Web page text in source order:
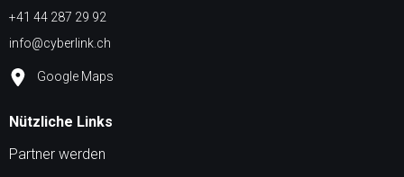
+41 44 287 29 92
info@cyberlink.ch
Google Maps
Nützliche Links
Partner werden